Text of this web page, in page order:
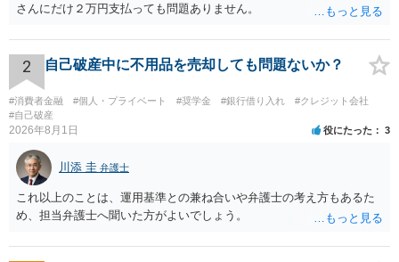
さんにだけ２万円支払っても問題ありません。
2 自己破産中に不用品を売却しても問題ないか？
#消費者金融 #個人・プライベート #奨学金 #銀行借り入れ
#クレジット会社
#自己破産
2026年8月1日 役にたった 3
川添 圭 弁護士
これ以上のことは、運用基準との兼ね合いや弁護士の考え方もあるた
め、担当弁護士へ聞いた方がよいでしょう。